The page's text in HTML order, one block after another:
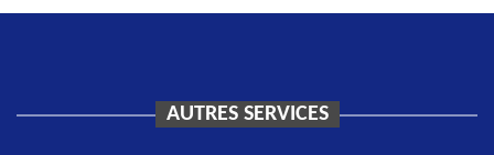
AUTRES SERVICES